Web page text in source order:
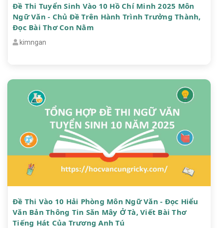
Đề Thi Tuyển Sinh Vào 10 Hồ Chí Minh 2025 Môn
Ngữ Văn - Chủ Đề Trên Hành Trình Trưởng Thành,
Đọc Bài Thơ Con Nằm
kimngan
Đề Thi Vào 10 Hải Phòng Môn Ngữ Văn - Đọc Hiểu
Văn Bản Thông Tin Săn Mây Ở Tà, Viết Bài Thơ
Tiếng Hát Của Trương Anh Tú